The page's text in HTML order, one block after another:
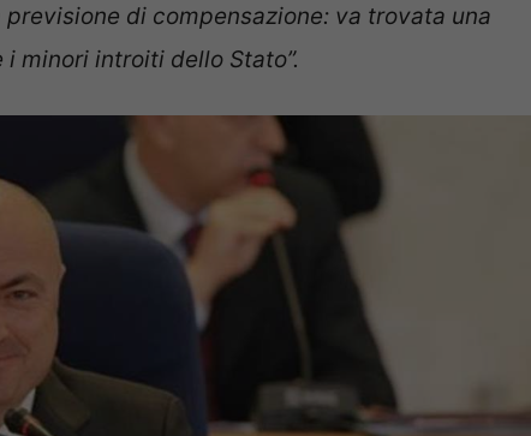
previsione di compensazione: va trovata una
minori introiti dello Stato”.